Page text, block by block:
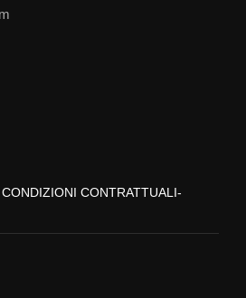
CONTRATTUALI-